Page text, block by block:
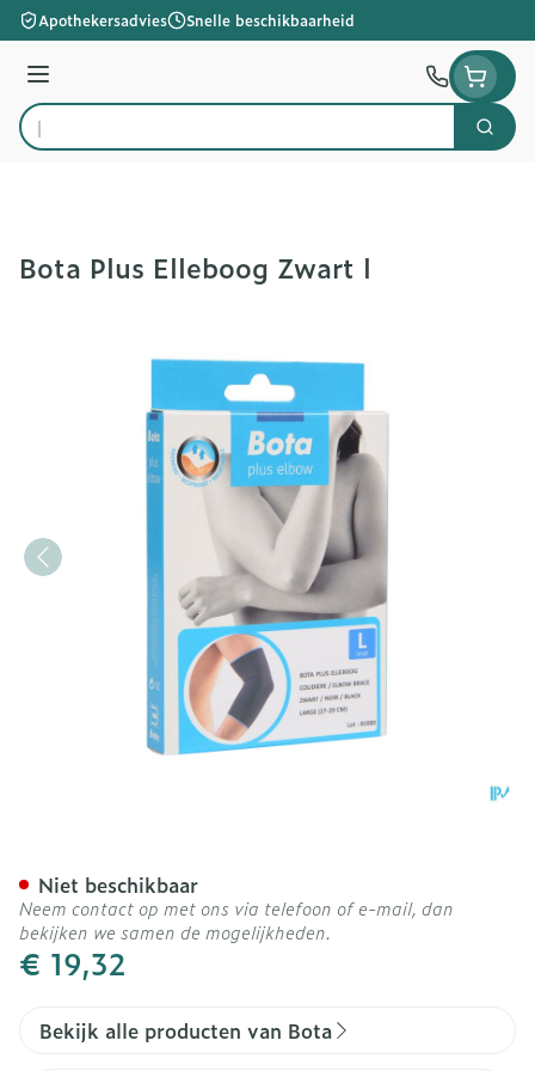
Ga naar de inhoud
Apothekersadvies Snelle beschikbaarheid
Menu
Product, merk, categorie...
Zoek
Bota Plus Elleboog Zwart l
€ 19,32
Niet beschikbaar
Neem contact op met ons via telefoon of e-mail, dan
bekijken we samen de mogelijkheden.
Bekijk alle producten van Bota